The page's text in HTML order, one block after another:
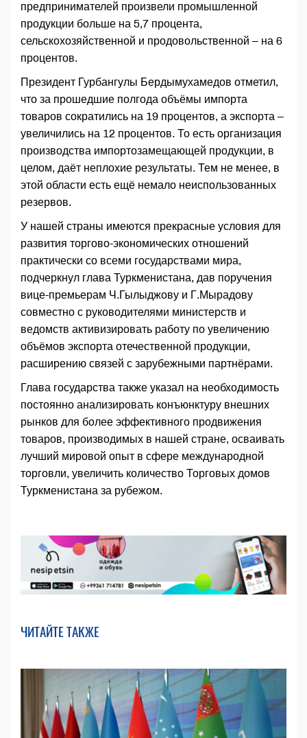
предпринимателей произвели промышленной
продукции больше на 5,7 процента,
сельскохозяйственной и продовольственной – на 6
процентов.
Президент Гурбангулы Бердымухамедов отметил,
что за прошедшие полгода объёмы импорта
товаров сократились на 19 процентов, а экспорта –
увеличились на 12 процентов. То есть организация
производства импортозамещающей продукции, в
целом, даёт неплохие результаты. Тем не менее, в
этой области есть ещё немало неиспользованных
резервов.
У нашей страны имеются прекрасные условия для
развития торгово-экономических отношений
практически со всеми государствами мира,
подчеркнул глава Туркменистана, дав поручения
вице-премьерам Ч.Гылыджову и Г.Мырадову
совместно с руководителями министерств и
ведомств активизировать работу по увеличению
объёмов экспорта отечественной продукции,
расширению связей с зарубежными партнёрами.
Глава государства также указал на необходимость
постоянно анализировать конъюнктуру внешних
рынков для более эффективного продвижения
товаров, производимых в нашей стране, осваивать
лучший мировой опыт в сфере международной
торговли, увеличить количество Торговых домов
Туркменистана за рубежом.
ЧИТАЙТЕ ТАКЖЕ